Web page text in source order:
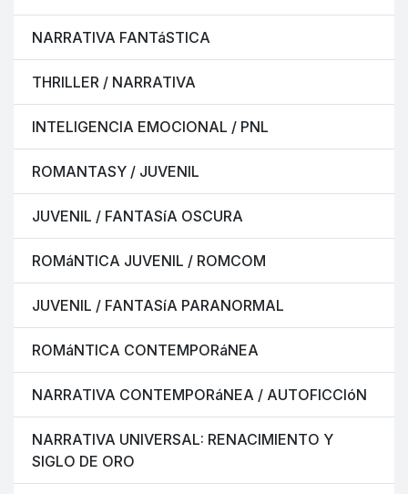
NARRATIVA FANTáSTICA
THRILLER / NARRATIVA
INTELIGENCIA EMOCIONAL / PNL
ROMANTASY / JUVENIL
JUVENIL / FANTASíA OSCURA
ROMáNTICA JUVENIL / ROMCOM
JUVENIL / FANTASíA PARANORMAL
ROMáNTICA CONTEMPORáNEA
NARRATIVA CONTEMPORáNEA / AUTOFICCIóN
NARRATIVA UNIVERSAL: RENACIMIENTO Y
SIGLO DE ORO